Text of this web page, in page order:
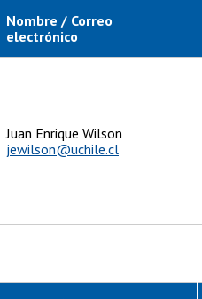
Nombre / Correo
electrónico
Juan Enrique Wilson
jewilson@uchile.cl